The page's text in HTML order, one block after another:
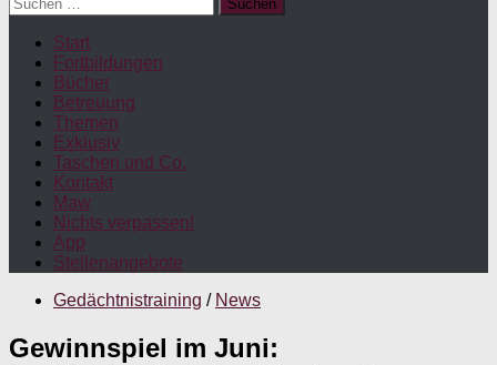
nach:
Start
Fortbildungen
Bücher
Betreuung
Themen
Exklusiv
Taschen und Co.
Kontakt
Maw
Nichts verpassen!
App
Stellenangebote
Gedächtnistraining / News
Gewinnspiel im Juni: